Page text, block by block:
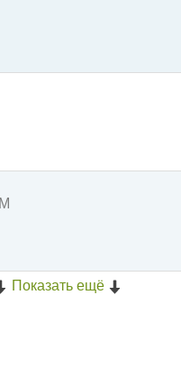
Показать ещё